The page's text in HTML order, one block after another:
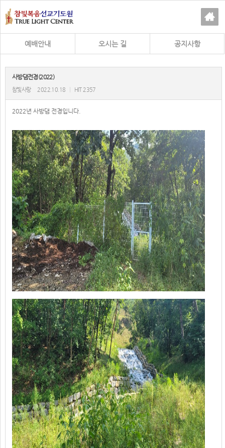
예배안내 오시는 길 공지사항
사방댐전경(2022)
참빛사랑 2022.10.18 HIT 2357
2022년 사방댐 전경입니다.